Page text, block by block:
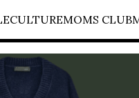
CULTUREMOMS CLUB